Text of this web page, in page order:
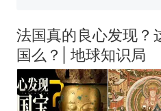
号，仅
协会回应
美国渔民
回大海 目
来源：参
笔试第一
官方通报
法国真的良心发现？
国么？| 地球知识局